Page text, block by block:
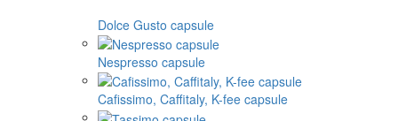
Dolce Gusto capsule
Nespresso capsule
Cafissimo, Caffitaly, K-fee capsule